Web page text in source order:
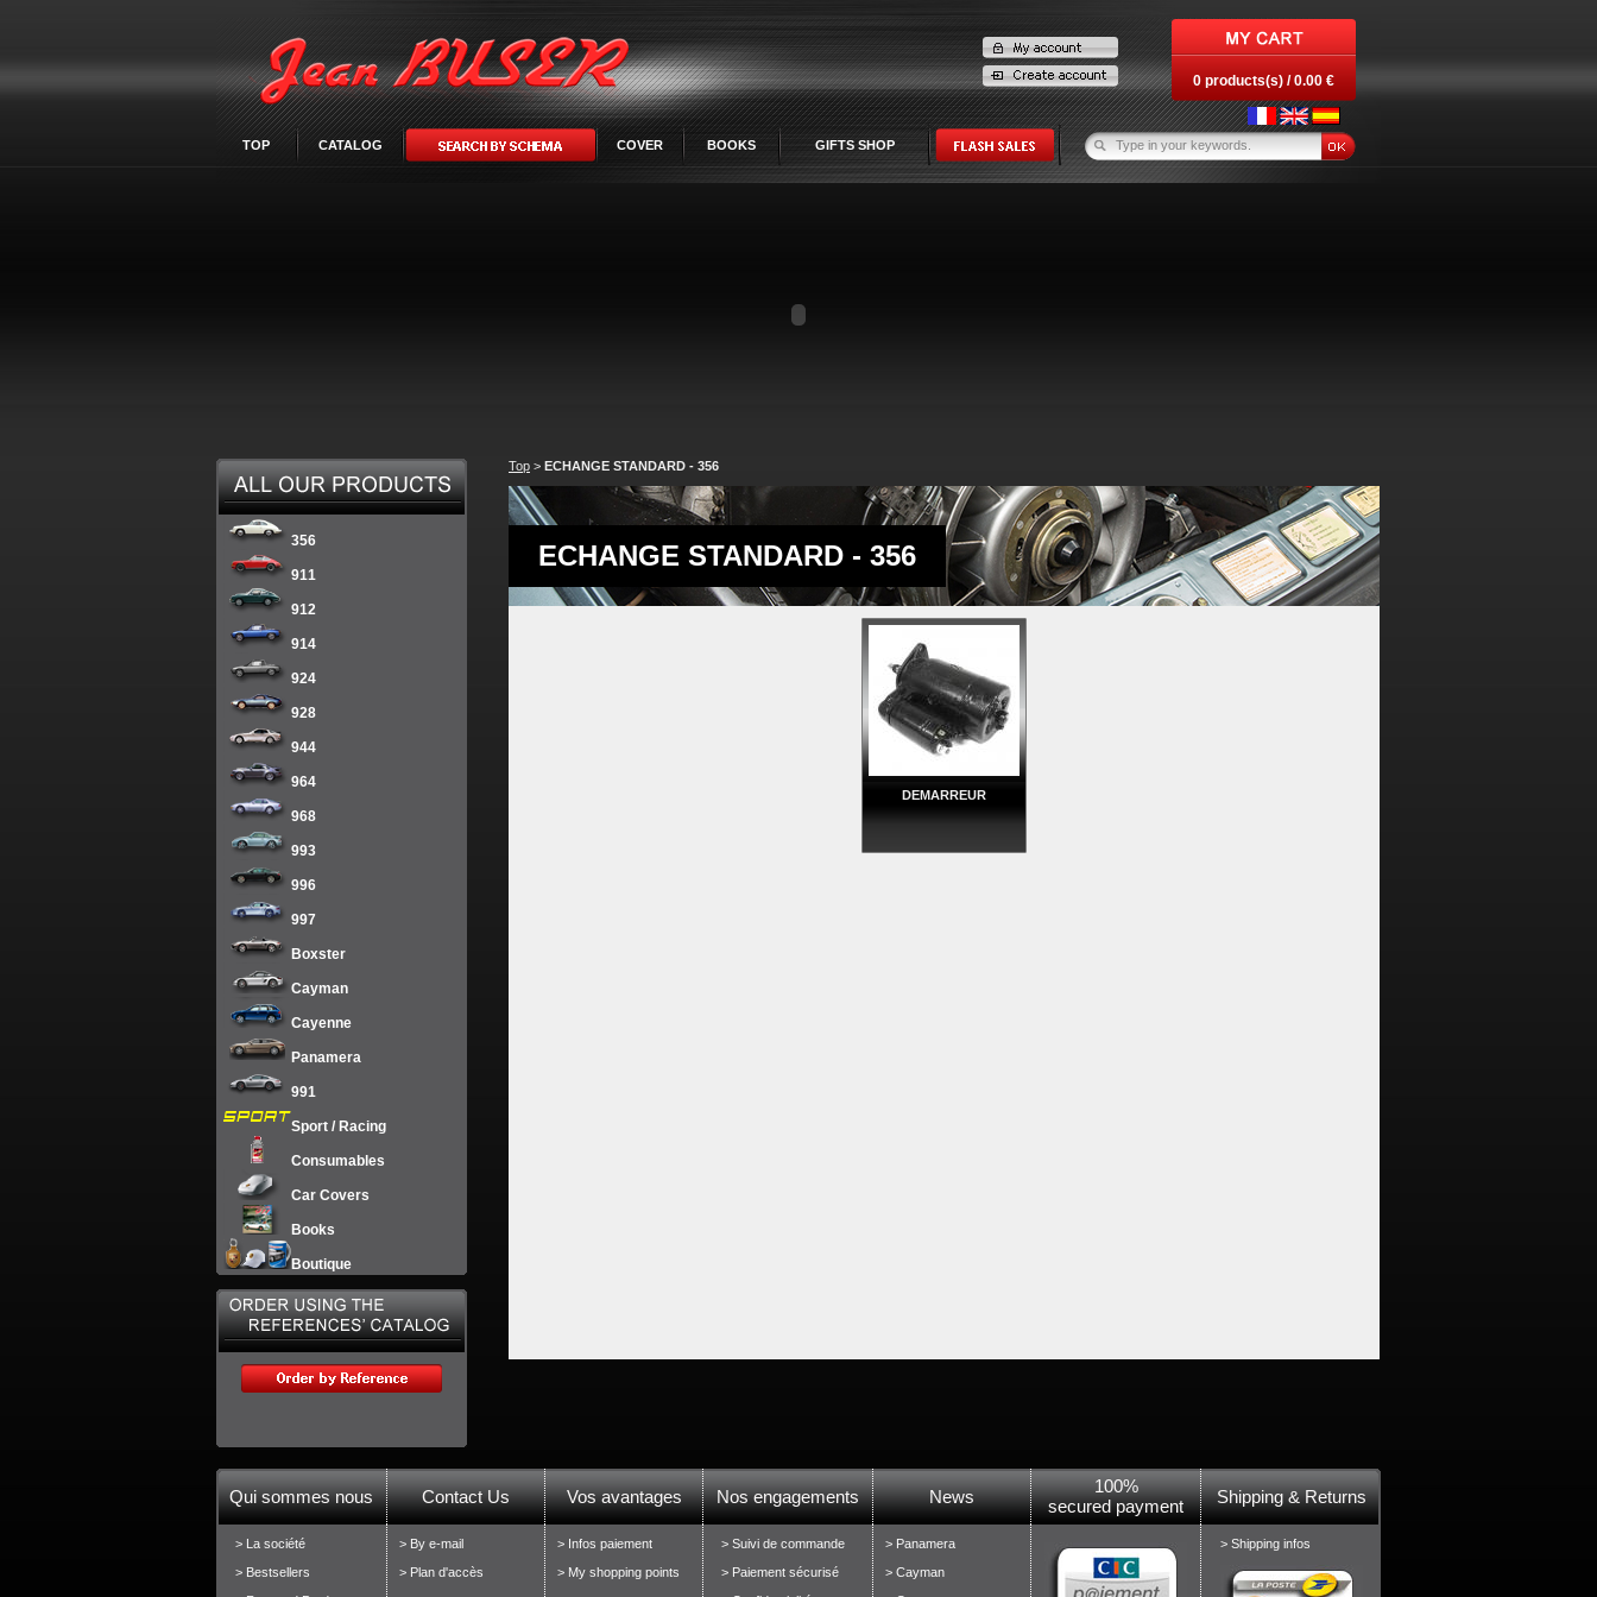
0 products(s) / 0.00 €
TOP CATALOG COVER BOOKS GIFTS SHOP
356
911
912
914
924
928
944
964
968
993
996
997
Boxster
Cayman
Cayenne
Panamera
991
Sport / Racing
Consumables
Car Covers
Books
Boutique
Top > ECHANGE STANDARD - 356
ECHANGE STANDARD - 356
DEMARREUR
Qui sommes nous Contact Us Vos avantages Nos engagements News
100%
secured payment
Shipping & Returns
> La société
> Bestsellers
> By e-mail
> Plan d'accès
> Infos paiement
> My shopping points
> Suivi de commande
> Paiement sécurisé
> Panamera
> Cayman
> Shipping infos